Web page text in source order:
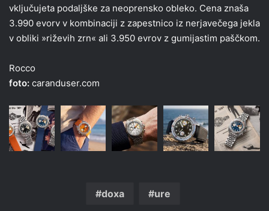
vključujeta podaljške za neoprensko obleko. Cena znaša
3.990 evorv v kombinaciji z zapestnico iz nerjavečega jekla
v obliki »riževih zrn« ali 3.950 evrov z gumijastim paščkom.
Rocco
foto: caranduser.com
doxa ure